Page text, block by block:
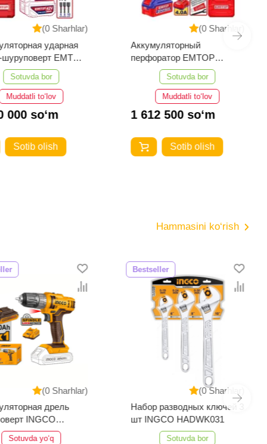
(0 Sharhlar)
ударная
EMTOP
Sotuvda bor
to‘lov
so‘m
Sotib olish
(0 Sharhlar)
Аккумуляторный
перфоратор EMTOP
ELRH202862
Sotuvda bor
Muddatli to‘lov
1 612 500 so‘m
Sotib olish
Hammasini ko‘rish
(0 Sharhlar)
дрель
INGCO
Sotuvda yo‘q
(0 Sharhlar)
Bestseller
Набор разводных ключей 3
шт INGCO HADWK031
Sotuvda bor